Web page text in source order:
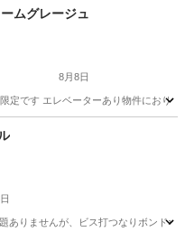
ムグレージュ
8月8日
定です エレベーターあり物件におり
ありませんが、ビス打つなりボンド